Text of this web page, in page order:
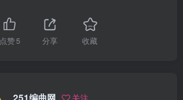
点赞5 分享 收藏